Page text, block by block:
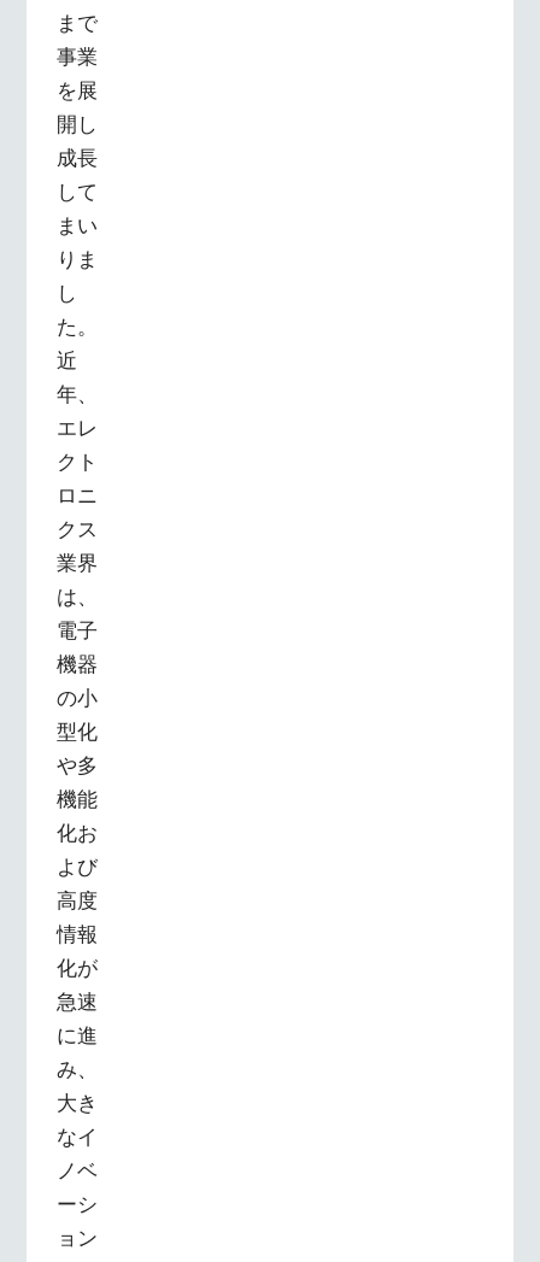
まで
事業
を展
開し
成長
して
まい
りま
し
た。
近
年、
エレ
クト
ロニ
クス
業界
は、
電子
機器
の小
型化
や多
機能
化お
よび
高度
情報
化が
急速
に進
み、
大き
なイ
ノベ
ーシ
ョン